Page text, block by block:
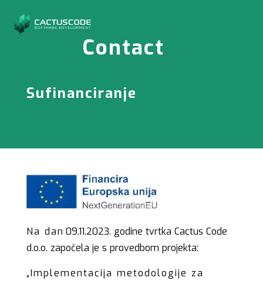
Contact
Sufinanciranje
Na dan 09.11.2023. godine tvrtka Cactus Code
d.o.o. započela je s provedbom projekta:
„Implementacija metodologije za